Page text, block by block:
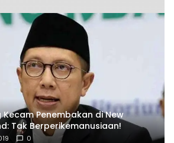
Kecam Penembakan di New
Tak Berperikemanusiaan!
0